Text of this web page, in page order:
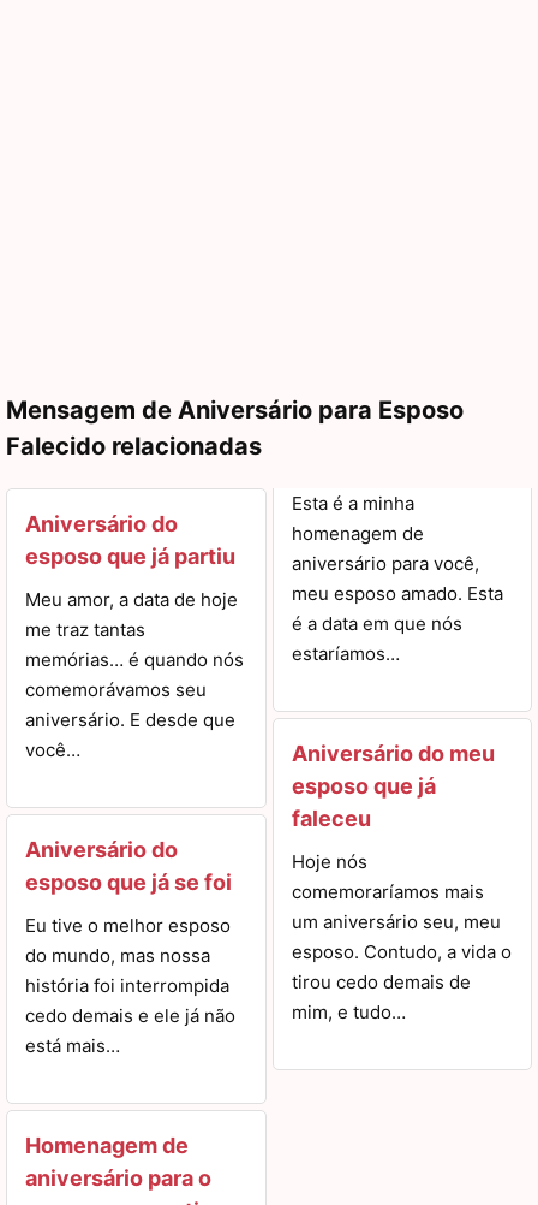
Mensagem de Aniversário para Esposo
Falecido relacionadas
Aniversário do
esposo que já partiu
Meu amor, a data de hoje
me traz tantas
memórias… é quando nós
comemorávamos seu
aniversário. E desde que
você…
Aniversário do
esposo que já se foi
Eu tive o melhor esposo
do mundo, mas nossa
história foi interrompida
cedo demais e ele já não
está mais…
Homenagem de
aniversário para o
Esta é a minha
homenagem de
aniversário para você,
meu esposo amado. Esta
é a data em que nós
estaríamos…
Aniversário do meu
esposo que já
faleceu
Hoje nós
comemoraríamos mais
um aniversário seu, meu
esposo. Contudo, a vida o
tirou cedo demais de
mim, e tudo…